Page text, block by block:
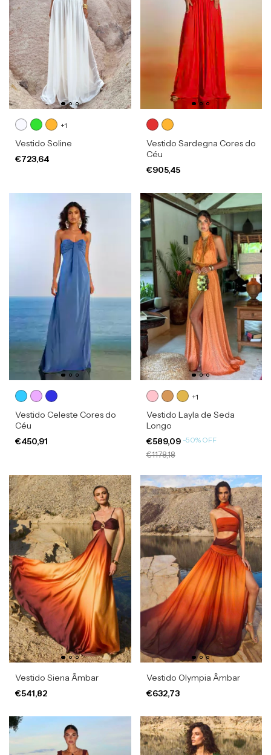
+1
Vestido Soline
€723,64
Vestido Sardegna Cores do
Céu
€905,45
Vestido Celeste Cores do
Céu
€450,91
+1
Vestido Layla de Seda
Longo
€589,09 -50% OFF
€1178,18
Vestido Siena Âmbar
€541,82
Vestido Olympia Âmbar
€632,73